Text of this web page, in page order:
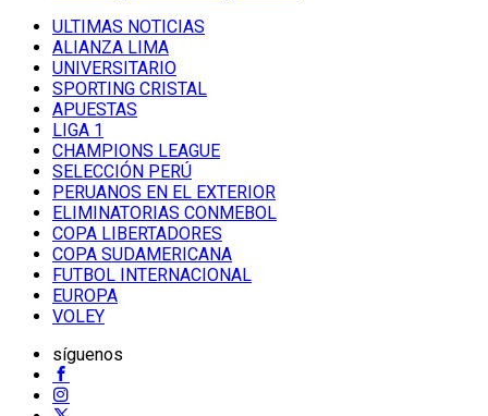
ULTIMAS NOTICIAS
ALIANZA LIMA
UNIVERSITARIO
SPORTING CRISTAL
APUESTAS
LIGA 1
CHAMPIONS LEAGUE
SELECCIÓN PERÚ
PERUANOS EN EL EXTERIOR
ELIMINATORIAS CONMEBOL
COPA LIBERTADORES
COPA SUDAMERICANA
FUTBOL INTERNACIONAL
EUROPA
VOLEY
síguenos